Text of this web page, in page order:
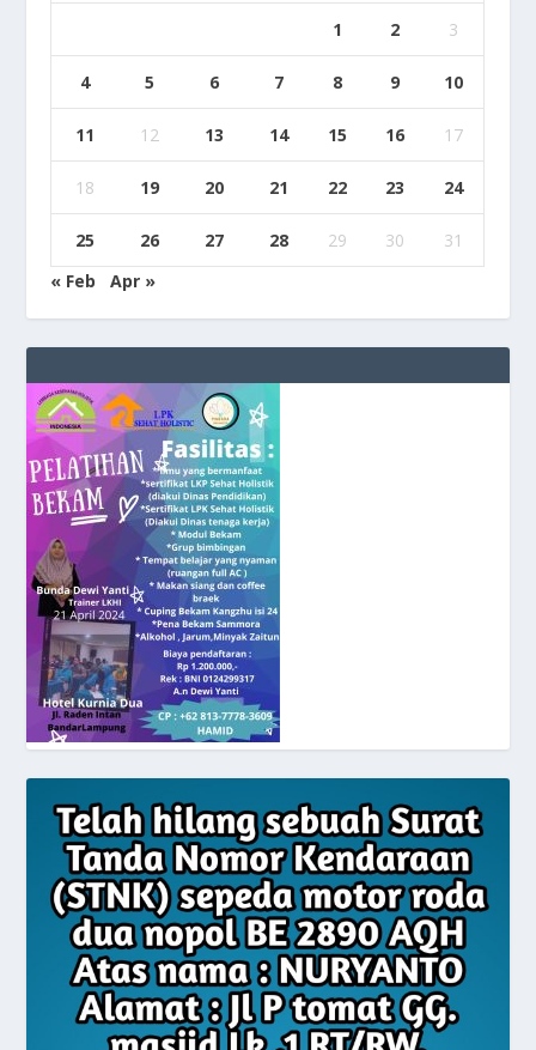
1 2 3
4 5 6 7 8 9 10
11 12 13 14 15 16 17
18 19 20 21 22 23 24
25 26 27 28 29 30
31
« Feb
Apr »